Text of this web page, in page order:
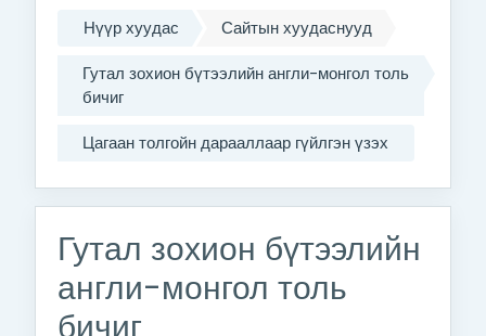
Нүүр хуудас
Сайтын хуудаснууд
Гутал зохион бүтээлийн англи-монгол толь
бичиг
Цагаан толгойн дарааллаар гүйлгэн үзэх
Гутал зохион бүтээлийн
англи-монгол толь